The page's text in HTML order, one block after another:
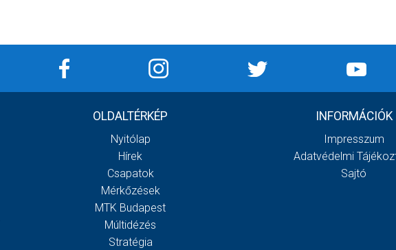
OLDALTÉRKÉP
Nyitólap
Hírek
Csapatok
Mérkőzések
MTK Budapest
Múltidézés
Stratégia
INFORMÁCIÓK
Impresszum
Adatvédelmi
Sajtó